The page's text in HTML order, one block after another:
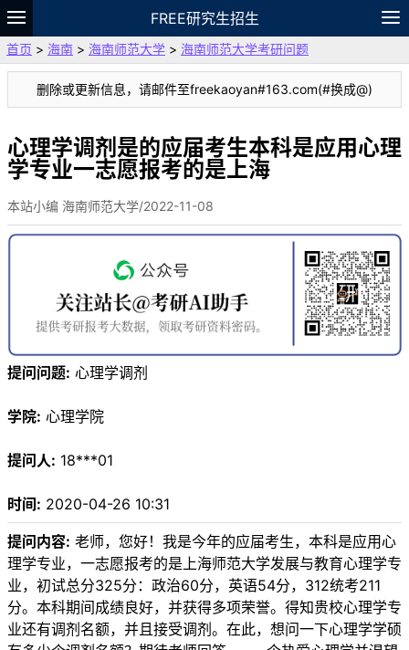
FREE研究生招生
题库
故事 专题 APP 笔记
论坛
VIP
资料
首页 > 海南 > 海南师范大学 > 海南师范大学考研问题
删除或更新信息，请邮件至freekaoyan#163.com(#换成@)
心理学调剂是的应届考生本科是应用心理
学专业一志愿报考的是上海
本站小编 海南师范大学/2022-11-08
提问问题: 心理学调剂
学院: 心理学院
提问人: 18***01
时间: 2020-04-26 10:31
提问内容: 老师，您好！我是今年的应届考生，本科是应用心
理学专业，一志愿报考的是上海师范大学发展与教育心理学专
业，初试总分325分：政治60分，英语54分，312统考211
分。本科期间成绩良好，并获得多项荣誉。得知贵校心理学专
业还有调剂名额，并且接受调剂。在此，想问一下心理学学硕